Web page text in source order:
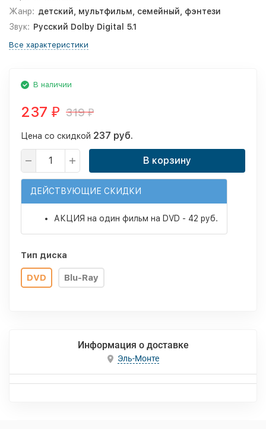
Жанр: детский, мультфильм, семейный, фэнтези
Звук: Русский Dolby Digital 5.1
Все характеристики
В наличии
237 ₽ 319₽
Цена со скидкой 237 руб.
В корзину
ДЕЙСТВУЮЩИЕ СКИДКИ
АКЦИЯ на один фильм на DVD - 42 руб.
Тип диска
DVD Blu-Ray
Информация о доставке
Эль-Монте